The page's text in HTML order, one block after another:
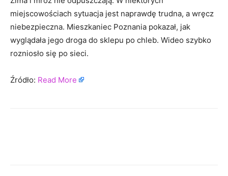
miejscowościach sytuacja jest naprawdę trudna, a wręcz
niebezpieczna. Mieszkaniec Poznania pokazał, jak
wyglądała jego droga do sklepu po chleb. Wideo szybko
rozniosło się po sieci.
Źródło: Read More